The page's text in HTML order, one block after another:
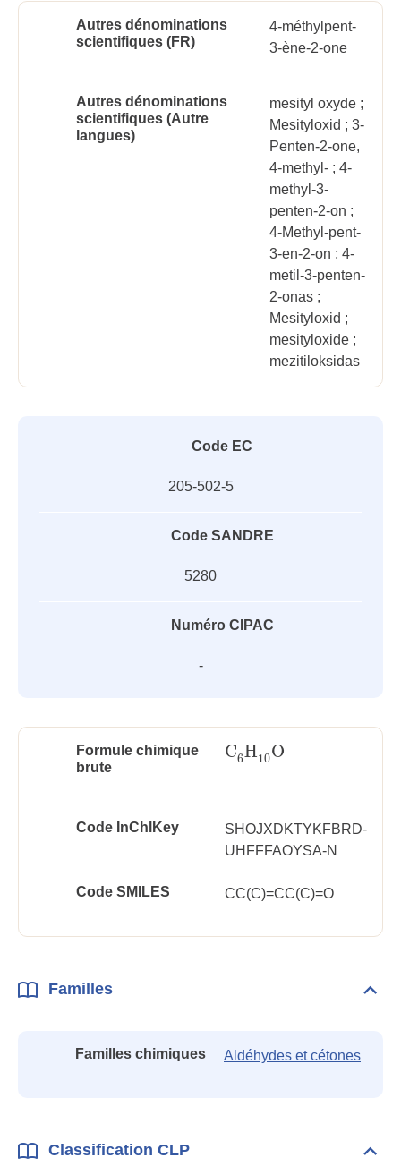
Autres dénominations
scientifiques (FR)
4-méthylpent-
3-ène-2-one
Autres dénominations
scientifiques (Autre
langues)
mesityl oxyde ;
Mesityloxid ; 3-
Penten-2-one,
4-methyl- ; 4-
methyl-3-
penten-2-on ;
4-Methyl-pent-
3-en-2-on ; 4-
metil-3-penten-
2-onas ;
Mesityloxid ;
mesityloxide ;
mezitiloksidas
Code EC
205-502-5
Code SANDRE
5280
Numéro CIPAC
-
Formule chimique
brute
C6H10O
C6H10O
Code InChlKey
SHOJXDKTYKFBRD-
UHFFFAOYSA-N
Code SMILES CC(C)=CC(C)=O
Familles
Familles chimiques Aldéhydes et cétones
Classification CLP